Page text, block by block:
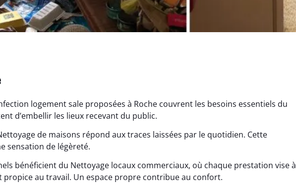
logement sale proposées à Roche couvrent les besoins essentiels du
d’embellir les lieux recevant du public.
de maisons répond aux traces laissées par le quotidien. Cette
sensation de légèreté.
bénéficient du Nettoyage locaux commerciaux, où chaque prestation vise à
au travail. Un espace propre contribue au confort.
15 décembre 2025
16 octobre 2025